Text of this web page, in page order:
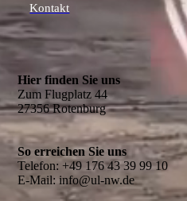
Kontakt
Hier finden Sie uns
Zum Flugplatz 44
27356 Rotenburg
So erreichen Sie uns
Telefon: +49 176 43 39 99 10
E-Mail: info@ul-nw.de